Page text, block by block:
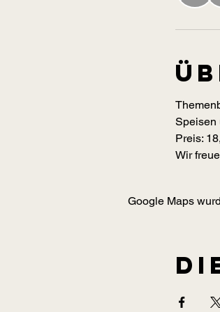
Speisen
Preis:
Wir
Google Maps